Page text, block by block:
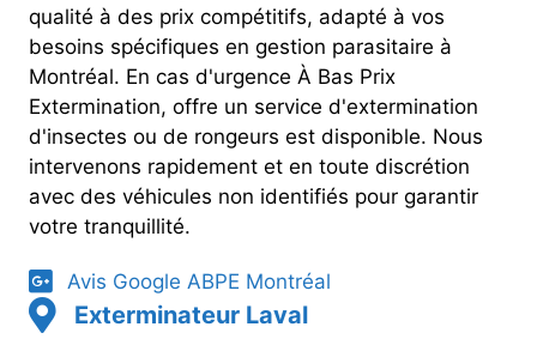
qualité à des prix compétitifs, adapté à vos
besoins spécifiques en gestion parasitaire à
Montréal. En cas d'urgence À Bas Prix
Extermination, offre un service d'extermination
d'insectes ou de rongeurs est disponible. Nous
intervenons rapidement et en toute discrétion
avec des véhicules non identifiés pour garantir
votre tranquillité.
Avis Google ABPE Montréal
Exterminateur Laval